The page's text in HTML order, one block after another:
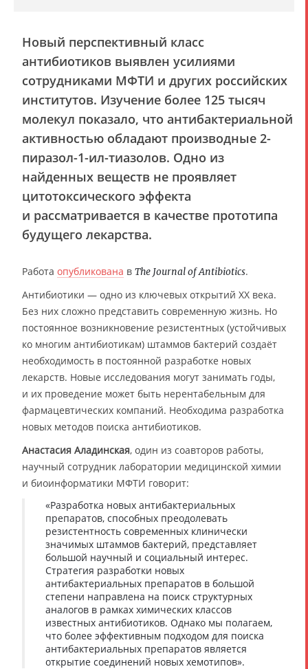
Новый перспективный класс
антибиотиков выявлен усилиями
сотрудниками МФТИ и других российских
институтов. Изучение более 125 тысяч
молекул показало, что антибактериальной
активностью обладают производные 2-
пиразол-1-ил-тиазолов. Одно из
найденных веществ не проявляет
цитотоксического эффекта
и рассматривается в качестве прототипа
будущего лекарства.
Работа опубликована в The Journal of Antibiotics.
Антибиотики — одно из ключевых открытий ХХ века.
Без них сложно представить современную жизнь. Но
постоянное возникновение резистентных (устойчивых
ко многим антибиотикам) штаммов бактерий создаёт
необходимость в постоянной разработке новых
лекарств. Новые исследования могут занимать годы,
и их проведение может быть нерентабельным для
фармацевтических компаний. Необходима разработка
новых методов поиска антибиотиков.
Анастасия Аладинская, один из соавторов работы,
научный сотрудник лаборатории медицинской химии
и биоинформатики МФТИ говорит:
«Разработка новых антибактериальных
препаратов, способных преодолевать
резистентность современных клинически
значимых штаммов бактерий, представляет
большой научный и социальный интерес.
Стратегия разработки новых
антибактериальных препаратов в большой
степени направлена на поиск структурных
аналогов в рамках химических классов
известных антибиотиков. Однако мы полагаем,
что более эффективным подходом для поиска
антибактериальных препаратов является
открытие соединений новых хемотипов».